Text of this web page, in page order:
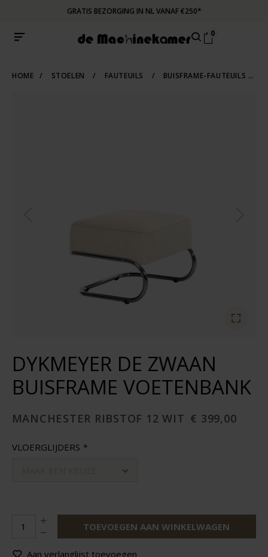
GRATIS BEZORGING IN NL VANAF €250*
0
HOME / STOELEN / FAUTEUILS / BUISFRAME-FAUTEUILS
DYKMEYER DE ZWAAN
BUISFRAME VOETENBANK
MANCHESTER RIBSTOF 12 WIT € 399,00
VLOERGLIJDERS *
TOEVOEGEN AAN WINKELWAGEN
Aan verlanglijst toevoegen